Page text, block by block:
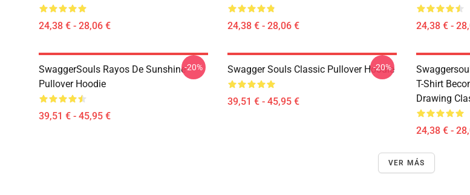
24,38 € - 28,06 € 24,38 € - 28,06 € 24,38 € -
SwaggerSouls Rayos De Sunshine
Pullover Hoodie
39,51 € - 45,95 €
-20% Swagger Souls Classic Pullover Hoodie
39,51 € - 45,95 €
-20%
T-Shirt
Drawing
24,38 € -
VER MÁS